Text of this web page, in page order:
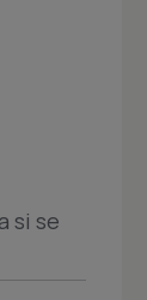
si se